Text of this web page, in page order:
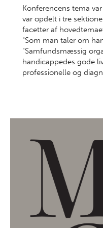
Konferencens tema
var opdelt i tre
facetter af
"Som man taler om
"Samfundsmæssig
handicappedes gode
professionelle og